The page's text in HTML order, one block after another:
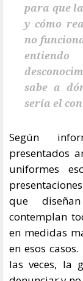
para que
y cómo
no
sabe a
sería el
Según
presentados
uniformes
que
contemplan
en medidas
en esos
las veces, la